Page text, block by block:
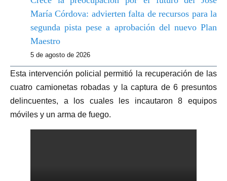
María Córdova: advierten falta de recursos para la
segunda pista pese a aprobación del nuevo Plan
Maestro
5 de agosto de 2026
Esta intervención policial permitió la recuperación de las
cuatro camionetas robadas y la captura de 6 presuntos
delincuentes, a los cuales les incautaron 8 equipos
móviles y un arma de fuego.